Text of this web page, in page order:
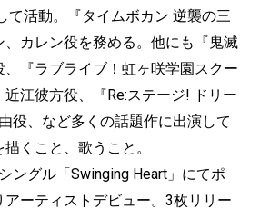
て活動。『タイムボカン 逆襲の三
カレン役を務める。他にも『鬼滅
『ラブライブ！虹ヶ咲学園スクー
江彼方役、『Re:ステージ! ドリー
役、など多くの話題作に出演して
くこと、歌うこと。
ングル「Swinging Heart」にてポ
ーティストデビュー。3枚リリー